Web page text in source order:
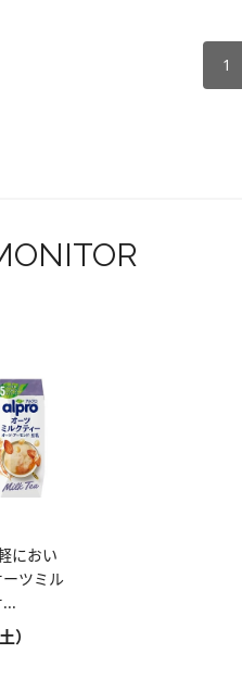
1
におい
ーツミル
）